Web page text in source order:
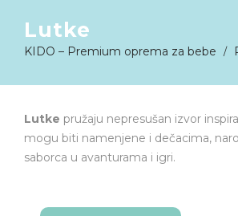
KIDO
Lutke
KIDO – Premium oprema za bebe /
Lutke pružaju nepresušan izvor
mogu biti namenjene i dečacima,
saborca u avanturama i igri.